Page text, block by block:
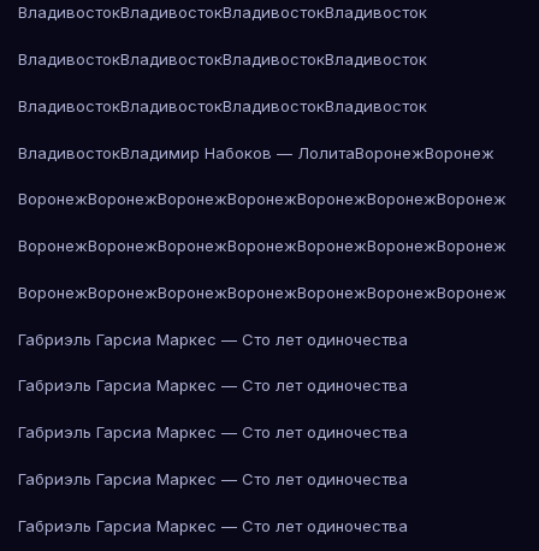
ВладивостокВладивостокВладивостокВладивосток
ВладивостокВладивостокВладивостокВладивосток
ВладивостокВладивостокВладивостокВладивосток
ВладивостокВладимир Набоков — ЛолитаВоронежВоронеж
ВоронежВоронежВоронежВоронежВоронежВоронежВоронеж
ВоронежВоронежВоронежВоронежВоронежВоронежВоронеж
ВоронежВоронежВоронежВоронежВоронежВоронежВоронеж
Габриэль Гарсиа Маркес — Сто лет одиночества
Габриэль Гарсиа Маркес — Сто лет одиночества
Габриэль Гарсиа Маркес — Сто лет одиночества
Габриэль Гарсиа Маркес — Сто лет одиночества
Габриэль Гарсиа Маркес — Сто лет одиночества